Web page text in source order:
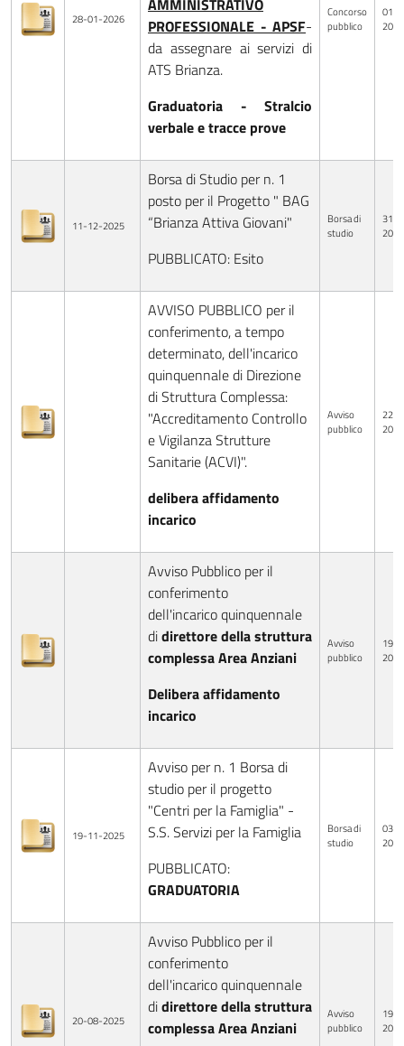
28-01-2026
AMMINISTRATIVO
PROFESSIONALE - APSF-
da assegnare ai servizi di
ATS Brianza.
Graduatoria - Stralcio
verbale e tracce prove
Concorso
pubblico
01-
2026
11-12-2025
Borsa di Studio per n. 1
posto per il Progetto " BAG
“Brianza Attiva Giovani"
PUBBLICATO: Esito
Borsa di
studio
31-
2025
AVVISO PUBBLICO per il
conferimento, a tempo
determinato, dell'incarico
quinquennale di Direzione
di Struttura Complessa:
"Accreditamento Controllo
e Vigilanza Strutture
Sanitarie (ACVI)".
delibera affidamento
incarico
Avviso
pubblico
22-
2024
Avviso Pubblico per il
conferimento
dell'incarico quinquennale
didirettore della struttura
complessa Area Anziani
Delibera affidamento
incarico
Avviso
pubblico
19-
2025
19-11-2025
Avviso per n. 1 Borsa di
studio per il progetto
"Centri per la Famiglia" -
S.S. Servizi per la Famiglia
PUBBLICATO:
GRADUATORIA
Borsa di
studio
03-
2025
20-08-2025
Avviso Pubblico per il
conferimento
dell'incarico quinquennale
didirettore della struttura
complessa Area Anziani
Avviso
pubblico
19-
2025